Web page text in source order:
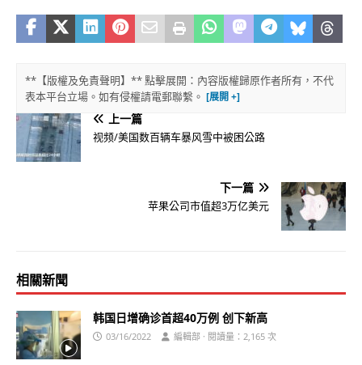
**【版權及免責聲明】** 點擊展開：內容版權歸原作者所有，不代
表本平台立場。如有侵權請電郵聯繫。
上一篇
视频/美国数百辆车暴风雪中被困公路
下一篇
苹果公司市值超3万亿美元
相關新聞
韩国日增确诊首超40万例 创下新高
03/16/2022 編輯部 · 閱讀量：2,165 次